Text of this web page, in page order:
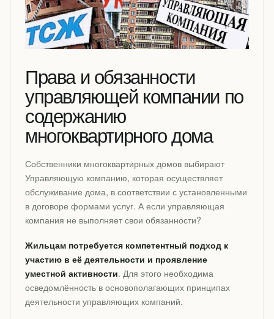
Права и обязанности
управляющей компании по
содержанию
многоквартирного дома
Собственники многоквартирных домов выбирают
Управляющую компанию, которая осуществляет
обслуживание дома, в соответствии с установленными
в договоре формами услуг. А если управляющая
компания не выполняет свои обязанности?
Жильцам потребуется компетентный подход к
участию в её деятельности и проявление
уместной активности. Для этого необходима
осведомлённость в основополагающих принципах
деятельности управляющих компаний.